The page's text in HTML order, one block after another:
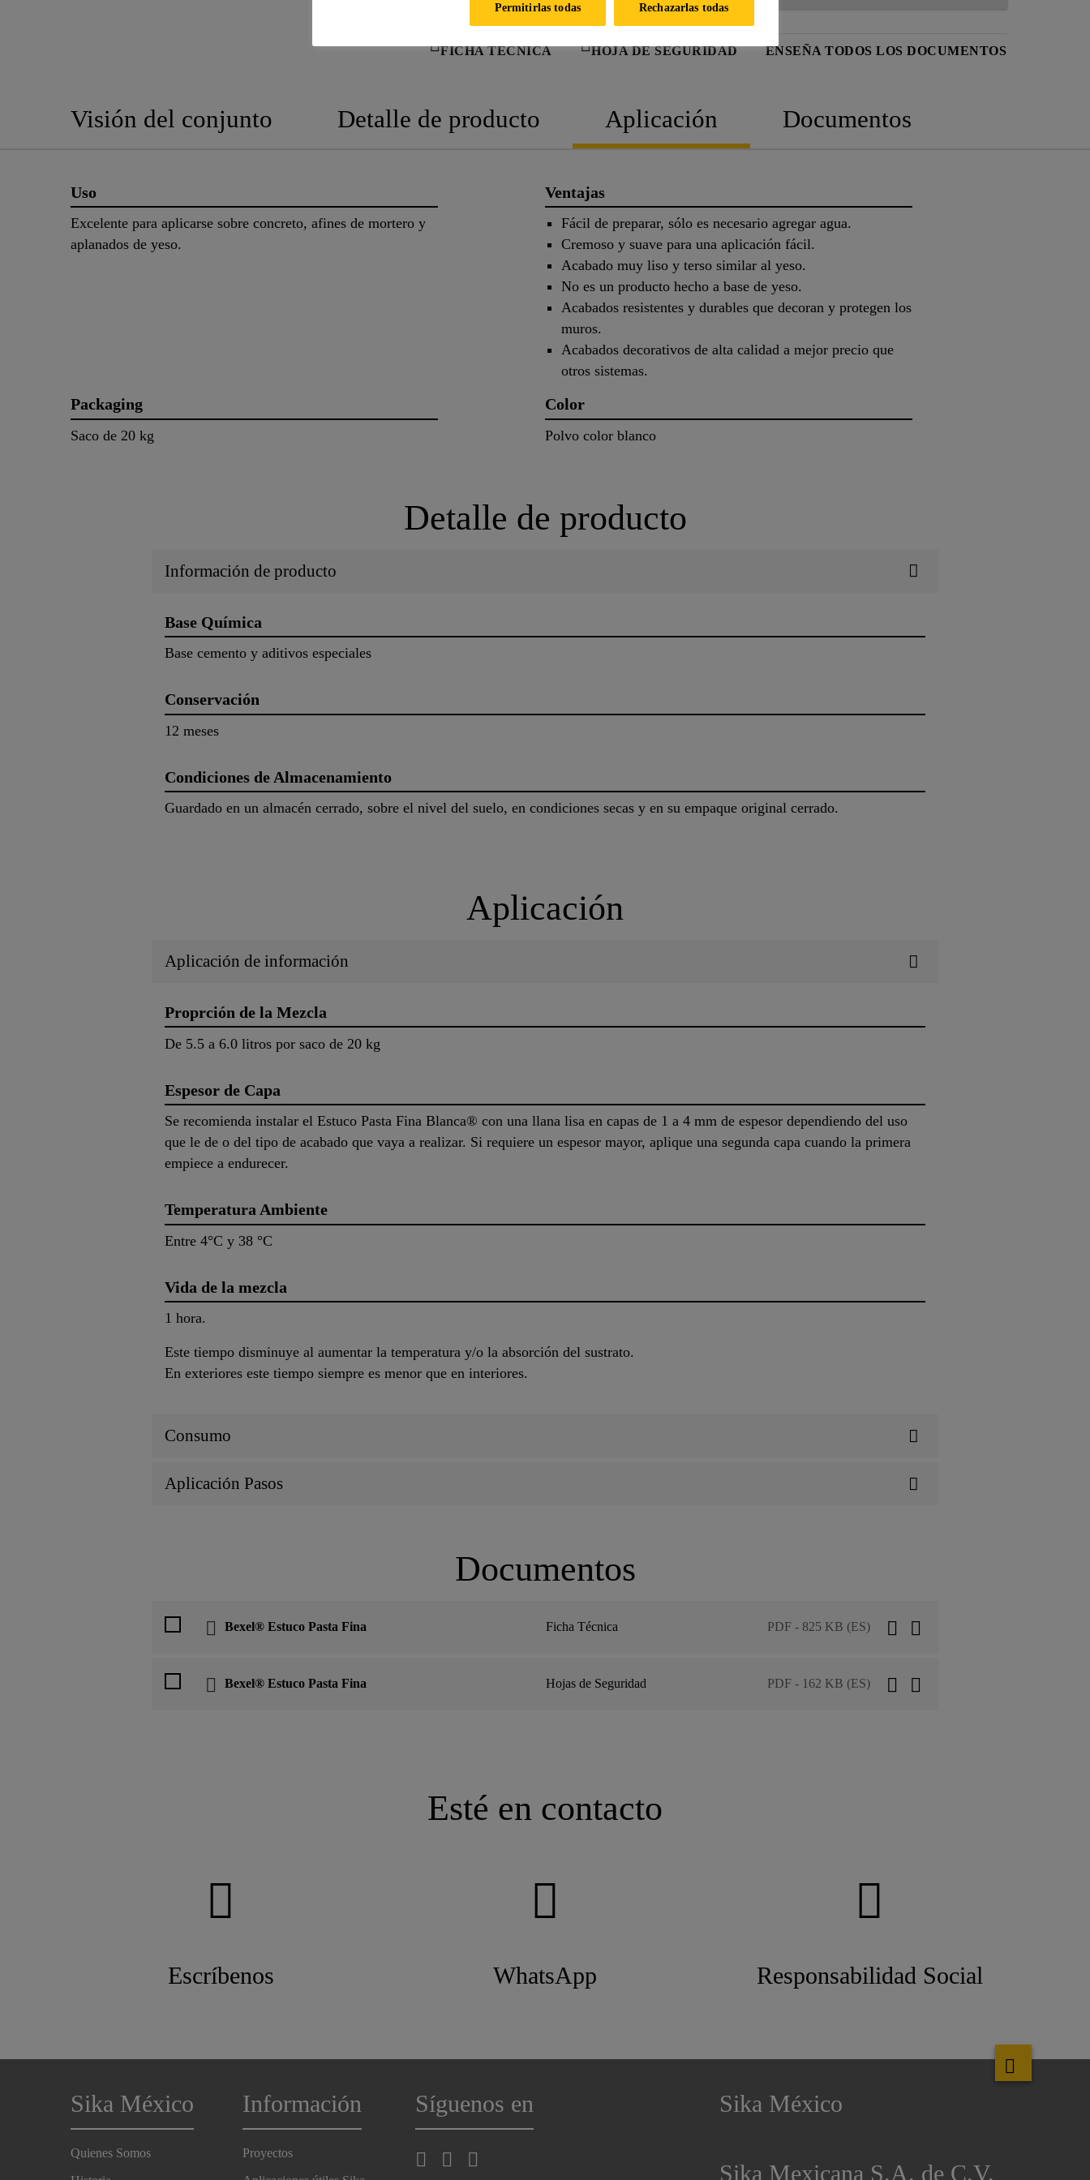
FICHA TÉCNICA HOJA DE SEGURIDAD ENSEÑA TODOS LOS DOCUMENTOS
Visión del conjunto Detalle de producto Aplicación Documentos
Uso
Excelente para aplicarse sobre concreto, afines de mortero y
aplanados de yeso.
Ventajas
Fácil de preparar, sólo es necesario agregar agua.
Cremoso y suave para una aplicación fácil.
Acabado muy liso y terso similar al yeso.
No es un producto hecho a base de yeso.
Acabados resistentes y durables que decoran y protegen los
muros.
Acabados decorativos de alta calidad a mejor precio que
otros sistemas.
Packaging
Saco de 20 kg
Color
Polvo color blanco
Detalle de producto
Información de producto
Base Química
Base cemento y aditivos especiales
Conservación
12 meses
Condiciones de Almacenamiento
Guardado en un almacén cerrado, sobre el nivel del suelo, en condiciones secas y en su empaque original cerrado.
Aplicación
Aplicación de información
Proprción de la Mezcla
De 5.5 a 6.0 litros por saco de 20 kg
Espesor de Capa
Se recomienda instalar el Estuco Pasta Fina Blanca® con una llana lisa en capas de 1 a 4 mm de espesor dependiendo del uso
que le de o del tipo de acabado que vaya a realizar. Si requiere un espesor mayor, aplique una segunda capa cuando la primera
empiece a endurecer.
Temperatura Ambiente
Entre 4°C y 38 °C
Vida de la mezcla
1 hora.
Este tiempo disminuye al aumentar la temperatura y/o la absorción del sustrato.
En exteriores este tiempo siempre es menor que en interiores.
Consumo
Aplicación Pasos
Documentos
Bexel® Estuco Pasta Fina Ficha Técnica PDF - 825 KB (ES)
Bexel® Estuco Pasta Fina Hojas de Seguridad PDF - 162 KB (ES)
Esté en contacto
Escríbenos WhatsApp Responsabilidad Social
Sika México
Quienes Somos
Información
Proyectos
Síguenos en Sika México
Sika Mexicana S.A. de C.V.
Rechazarlas todas
Permitirlas todas